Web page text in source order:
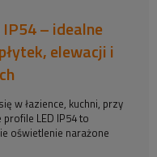
– idealne
elewacji i
w łazience, kuchni, przy
LED IP54 to
oświetlenie narażone